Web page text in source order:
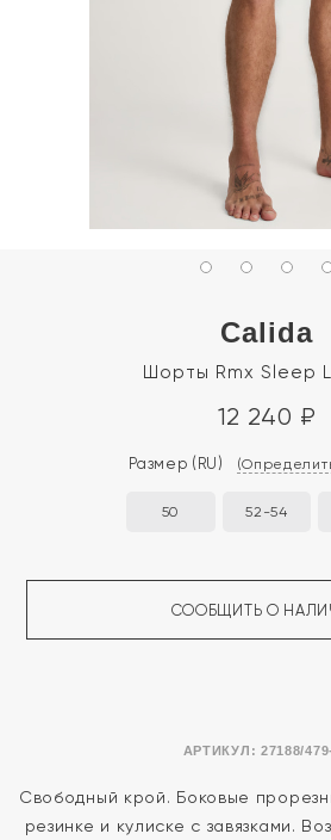
Calida
Шорты Rmx Sleep
АРТИКУЛ: 27188/
12 240 ₽
Размер (RU)
50 52-54
СООБЩИТЬ О
Свободный крой. Боковые
резинке и кулиске с завязками.